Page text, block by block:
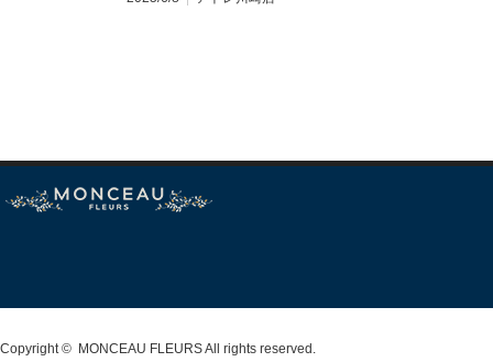
Copyright © MONCEAU FLEURSAll rights reserved.